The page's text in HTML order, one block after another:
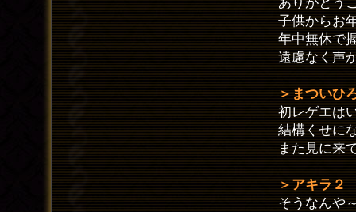
子供からお
年中無休で
遠慮なく声
＞まついひ
初レゲエは
結構くせに
また見に来
＞アキラ２
そうなんや